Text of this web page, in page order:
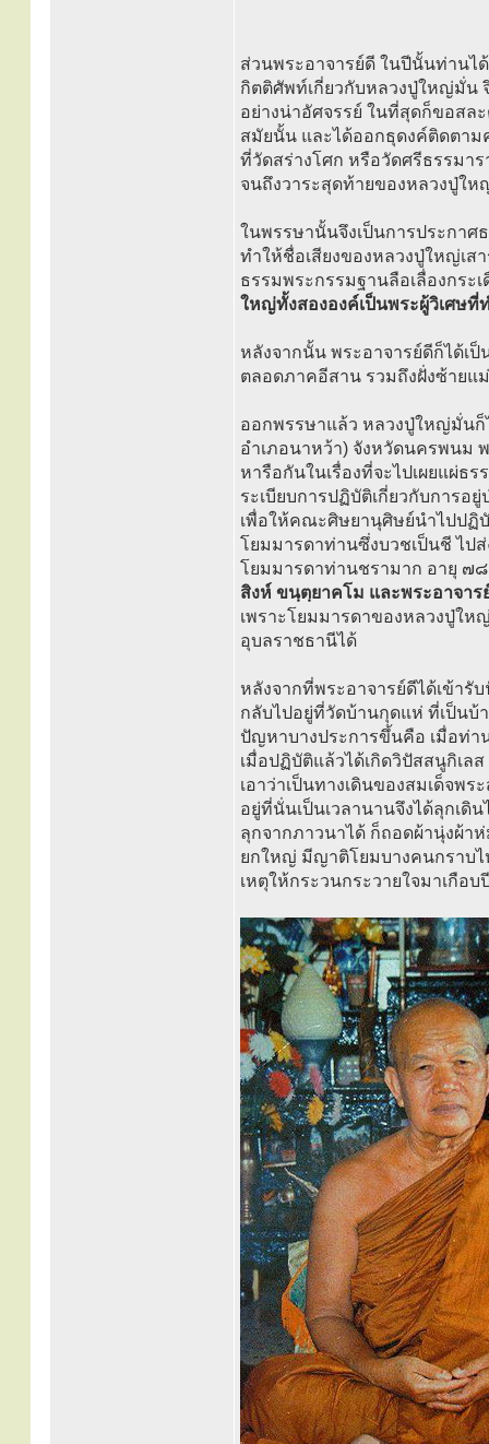
ส่วนพระอาจารย์ดี ในปีนั้นท่านไ
กิตติศัพท์เกี่ยวกับหลวงปู่ใหญ่มั่น
อย่างน่าอัศจรรย์ ในที่สุดก็ขอสล
สมัยนั้น และได้ออกธุดงค์ติดตา
ที่วัดสร่างโศก หรือวัดศรีธรรมา
จนถึงวาระสุดท้ายของหลวงปู่ใ
ในพรรษานั้นจึงเป็นการประกา
ทำให้ชื่อเสียงของหลวงปู่ใหญ่เ
ธรรมพระกรรมฐานลือเลื่องกระ
ใหญ่ทั้งสององค์เป็นพระผู้วิเศษที่
หลังจากนั้น พระอาจารย์ดีก็ได้เ
ตลอดภาคอีสาน รวมถึงฝั่งซ้ายแ
ออกพรรษาแล้ว หลวงปู่ใหญ่มั่นก็
อำเภอนาหว้า) จังหวัดนครพนม
หารือกันในเรื่องที่จะไปเผยแผ่ธ
ระเบียบการปฏิบัติเกี่ยวกับการอ
เพื่อให้คณะศิษยานุศิษย์นำไปปฏิ
โยมมารดาท่านซึ่งบวชเป็นชี ไป
โยมมารดาท่านชรามาก อายุ ๗
สิงห์ ขนฺตฺยาคโม และพระอาจา
เพราะโยมมารดาของหลวงปู่ให
อุบลราชธานีได้
หลังจากที่พระอาจารย์ดีได้เข้า
กลับไปอยู่ที่วัดบ้านกุดแห่ ที่เป็นบ้
ปัญหาบางประการขึ้นคือ เมื่อท่
เมื่อปฏิบัติแล้วได้เกิดวิปัสสนูกิเล
เอาว่าเป็นทางเดินของสมเด็จพ
อยู่ที่นั่นเป็นเวลานานจึงได้ลุกเดิ
ลุกจากภาวนาได้ ก็ถอดผ้านุ่งผ้า
ยกใหญ่ มีญาติโยมบางคนกราบไ
เหตุให้กระวนกระวายใจมาเกือบ